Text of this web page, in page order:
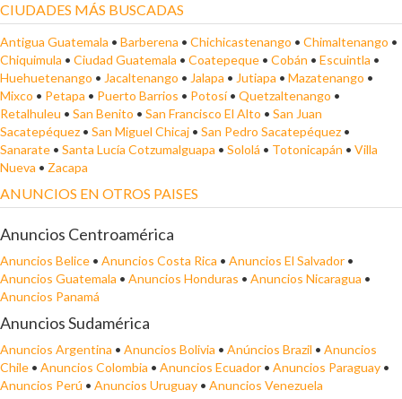
CIUDADES MÁS BUSCADAS
Antigua Guatemala • Barberena • Chichicastenango • Chimaltenango •
Chiquimula • Ciudad Guatemala • Coatepeque • Cobán • Escuintla •
Huehuetenango • Jacaltenango • Jalapa • Jutiapa • Mazatenango •
Mixco • Petapa • Puerto Barrios • Potosí• Quetzaltenango •
Retalhuleu • San Benito • San Francisco El Alto • San Juan
Sacatepéquez • San Miguel Chicaj • San Pedro Sacatepéquez •
Sanarate • Santa Lucía Cotzumalguapa • Sololá • Totonicapán • Villa
Nueva • Zacapa
ANUNCIOS EN OTROS PAISES
Anuncios Centroamérica
Anuncios Belice • Anuncios Costa Rica • Anuncios El Salvador •
Anuncios Guatemala • Anuncios Honduras • Anuncios Nicaragua •
Anuncios Panamá
Anuncios Sudamérica
Anuncios Argentina • Anuncios Bolivia • Anúncios Brazil • Anuncios
Chile • Anuncios Colombia • Anuncios Ecuador • Anuncios Paraguay •
Anuncios Perú • Anuncios Uruguay • Anuncios Venezuela